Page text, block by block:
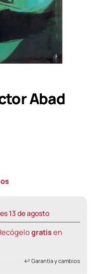
Abad
13 de agosto
gratisen
↩️ Garantía y cambios